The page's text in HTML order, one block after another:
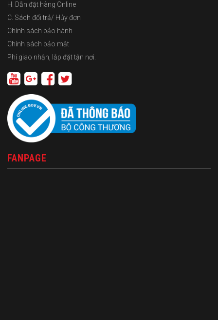
H. Dẫn đặt hàng Online
C. Sách đổi trả/ Hủy đơn
Chính sách bảo hành
Chính sách bảo mật
Phí giao nhận, lắp đặt tận nơi.
FANPAGE